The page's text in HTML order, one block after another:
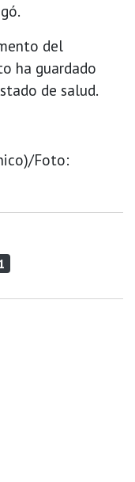
del
ha guardado
de salud.
Foto: